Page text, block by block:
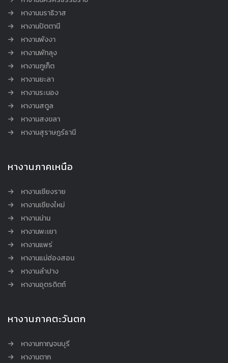
หางานนราธิวาส
หางานปัตตานี
หางานพังงา
หางานพัทลุง
หางานภูเก็ต
หางานยะลา
หางานระนอง
หางานสตูล
หางานสงขลา
หางานสุราษฎร์ธานี
หางานภาคเหนือ
หางานเชียงราย
หางานเชียงใหม่
หางานน่าน
หางานพะเยา
หางานแพร่
หางานแม่ฮ่องสอน
หางานลำปาง
หางานอุตรดิตถ์
หางานภาคตะวันตก
หางานกาญจนบุรี
หางานตาก